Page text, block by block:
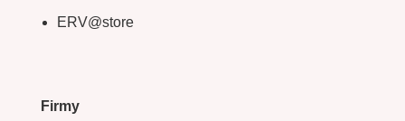
ERV@store
Firmy